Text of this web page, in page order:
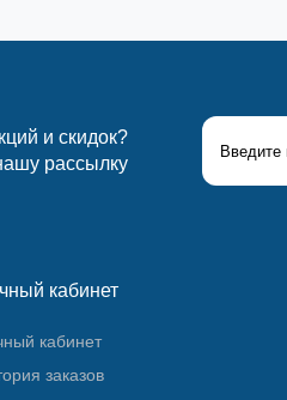
и скидок?
рассылку
кабинет
кабинет
заказов